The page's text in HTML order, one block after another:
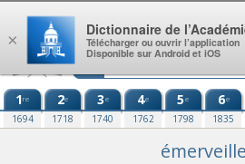
Aller au contenu
1re
1694
2e
1718
3e
1740
4e
1762
5e
1798
6e
1835
×
Dictionnaire de
Télécharger ou ouvrir l’application
Disponible sur Android et iOS